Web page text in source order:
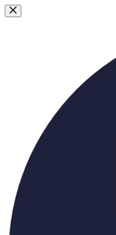
Passer
au